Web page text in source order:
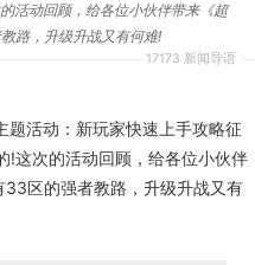
17173 新闻导语
活动回顾，给各位小伙伴带来《超
路，升级升战又有何难!
题活动：新玩家快速上手攻略征
!这次的活动回顾，给各位小伙伴
区的强者教路，升级升战又有